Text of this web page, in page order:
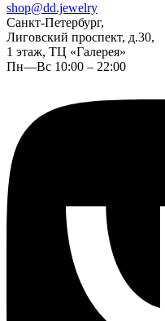
shop@dd.jewelry
Санкт-Петербург,
Лиговский проспект, д.30,
1 этаж, ТЦ «Галерея»
Пн—Вс 10:00 – 22:00